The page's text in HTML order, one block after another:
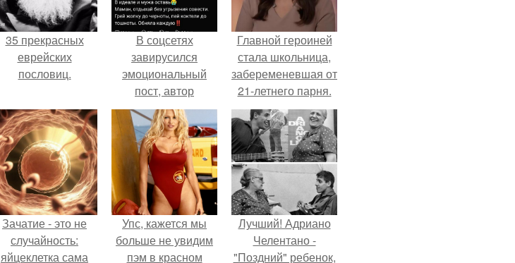
35 прекрасных
еврейских
пословиц.
В соцсетях
завирусился
эмоциональный
пост, автор
которого призвала
матерей отдыхать
без детей и не
испытывать
чувство вины.
Главной героиней
стала школьница,
забеременевшая от
21-летнего парня.
Зачатие - это не
случайность:
яйцеклетка сама
Упс, кажется мы
больше не увидим
пэм в красном
Лучший! Адриано
Челентано -
"Поздний" ребенок,